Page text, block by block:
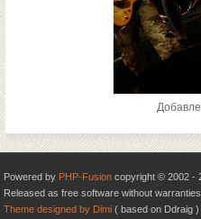
Powered by PHP-Fusion copyright © 2002 -
Released as free software without
Theme designed by Dimi ( based on Ddraig )